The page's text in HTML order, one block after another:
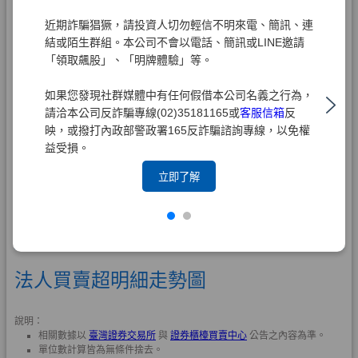
近期詐騙猖獗，請投資人切勿輕信不明來電、簡訊、連
結或陌生群組。本公司不會以電話、簡訊或LINE邀請
「領取飆股」、「明牌體驗」等。
如果您發現社群媒體中有任何假借本公司名義之行為，
請洽本公司反詐騙專線(02)35181165或客服信箱反
映，或撥打內政部警政署165反詐騙諮詢專線，以免權
益受損。
立即了解